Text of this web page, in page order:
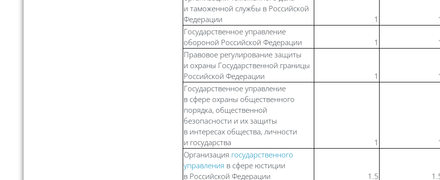
и таможенной службы в Российской
Федерации
1 1
Государственное управление
обороной Российской Федерации
1 1
Правовое регулирование защиты
и охраны Государственной границы
Российской Федерации
1 1
Государственное управление
в сфере охраны общественного
порядка, общественной
безопасности и их защиты
в интересах общества, личности
и государства
1 1
Организация государственного
управления в сфере юстиции
в Российской Федерации
1.5